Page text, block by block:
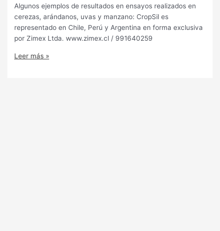
Algunos ejemplos de resultados en ensayos realizados en
cerezas, arándanos, uvas y manzano: CropSil es
representado en Chile, Perú y Argentina en forma exclusiva
por Zimex Ltda. www.zimex.cl / 991640259
Leer más »